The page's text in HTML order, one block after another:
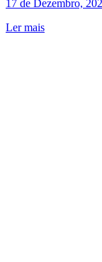
17 de Dezembro,
Ler mais